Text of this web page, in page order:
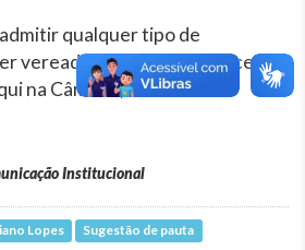
qualquer tipo de
vereador que queira exercer
na Câmara", enfatizou o
Institucional
Lopes Sugestão de pauta